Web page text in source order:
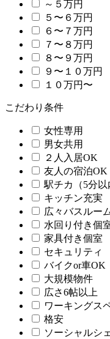
～５万円
５〜６万円
６〜７万円
７〜８万円
８〜９万円
９〜１０万円
１０万円〜
こだわり条件
女性専用
男女共用
２人入居OK
友人の宿泊OK
駅チカ（5分以
キッチン充実
広々バスルー
水回り付き個
家具付き個室
セキュリティ
バイクor車OK
大規模物件
広さ6帖以上
ワーキングス
格安
ソーシャルシ